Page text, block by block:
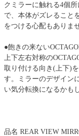
クミラーに触れる4個
で、本体がズレること
をつける心配もありま
●飽きの来ない
上下左右対称の
取り付ける向き(上下)
す。ミラーのデザイン
い気分転換になるかも
品名 REAR VIEW